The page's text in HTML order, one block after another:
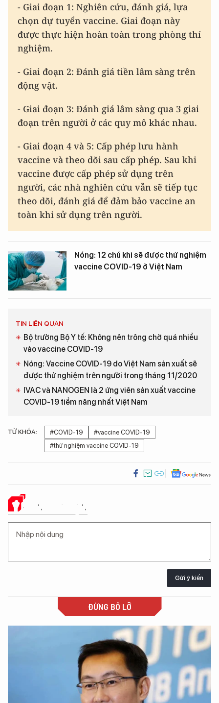
- Giai đoạn 1: Nghiên cứu, đánh giá, lựa
chọn dự tuyển vaccine. Giai đoạn này
được thực hiện hoàn toàn trong phòng thí
nghiệm.
- Giai đoạn 2: Đánh giá tiền lâm sàng trên
động vật.
- Giai đoạn 3: Đánh giá lâm sàng qua 3 giai
đoạn trên người ở các quy mô khác nhau.
- Giai đoạn 4 và 5: Cấp phép lưu hành
vaccine và theo dõi sau cấp phép. Sau khi
vaccine được cấp phép sử dụng trên
người, các nhà nghiên cứu vẫn sẽ tiếp tục
theo dõi, đánh giá để đảm bảo vaccine an
toàn khi sử dụng trên người.
Nóng: 12 chú khỉ sẽ được thử nghiệm
vaccine COVID-19 ở Việt Nam
TIN LIÊN QUAN
Bộ trưởng Bộ Y tế: Không nên trông chờ quá nhiều
vào vaccine COVID-19
Nóng: Vaccine COVID-19 do Việt Nam sản xuất sẽ
được thử nghiệm trên người trong tháng 11/2020
IVAC và NANOGEN là 2 ứng viên sản xuất vaccine
COVID-19 tiềm năng nhất Việt Nam
TỪ KHÓA: #COVID-19
#vaccine COVID-19
#thử nghiệm vaccine COVID-19
Ý KIẾN CỦA BẠN
Gửi ý kiến
ĐỪNG BỎ LỠ